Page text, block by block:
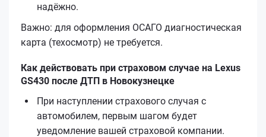
надёжно.
Важно: для оформления ОСАГО диагностическая
карта (техосмотр) не требуется.
Как действовать при страховом случае на Lexus
GS430 после ДТП в Новокузнецке
При наступлении страхового случая с
автомобилем, первым шагом будет
уведомление вашей страховой компании.